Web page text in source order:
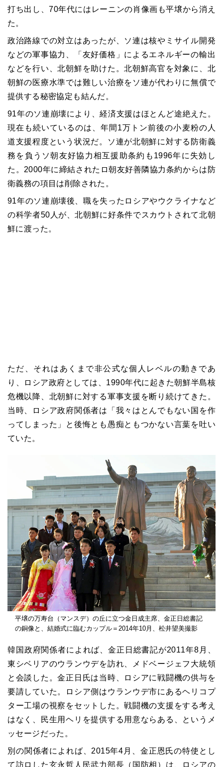
打ち出し、70年代にはレーニンの肖像画も平壌から消え
た。
政治路線での対立はあったが、ソ連は核やミサイル開発
などの軍事協力、「友好価格」によるエネルギーの輸出
などを行い、北朝鮮を助けた。北朝鮮高官を対象に、北
朝鮮の医療水準では難しい治療をソ連が代わりに無償で
提供する秘密協定も結んだ。
91年のソ連崩壊により、経済支援はほとんど途絶えた。
現在も続いているのは、年間1万トン前後の小麦粉の人
道支援程度という状況だ。ソ連が北朝鮮に対する防衛義
務を負うソ朝友好協力相互援助条約も1996年に失効し
た。2000年に締結されたロ朝友好善隣協力条約からは防
衛義務の項目は削除された。
91年のソ連崩壊後、職を失ったロシアやウクライナなど
の科学者50人が、北朝鮮に好条件でスカウトされて北朝
鮮に渡った。
ただ、それはあくまで非公式な個人レベルの動きであ
り、ロシア政府としては、1990年代に起きた朝鮮半島核
危機以降、北朝鮮に対する軍事支援を断り続けてきた。
当時、ロシア政府関係者は「我々はとんでもない国を作
ってしまった」と後悔とも愚痴ともつかない言葉を吐い
ていた。
平壌の万寿台（マンスデ）の丘に立つ金日成主席、金正日総書記
の銅像と、結婚式に臨むカップル＝2014年10月、松井望美撮影
韓国政府関係者によれば、金正日総書記が2011年8月、
東シベリアのウランウデを訪れ、メドベージェフ大統領
と会談した。金正日氏は当時、ロシアに戦闘機の供与を
要請していた。ロシア側はウランウデ市にあるヘリコプ
ター工場の視察をセットした。戦闘機の支援をする考え
はなく、民生用ヘリを提供する用意ならある、というメ
ッセージだった。
別の関係者によれば、2015年4月、金正恩氏の特使とし
て訪ロした玄永哲人民武力部長（国防相）は、ロシアの